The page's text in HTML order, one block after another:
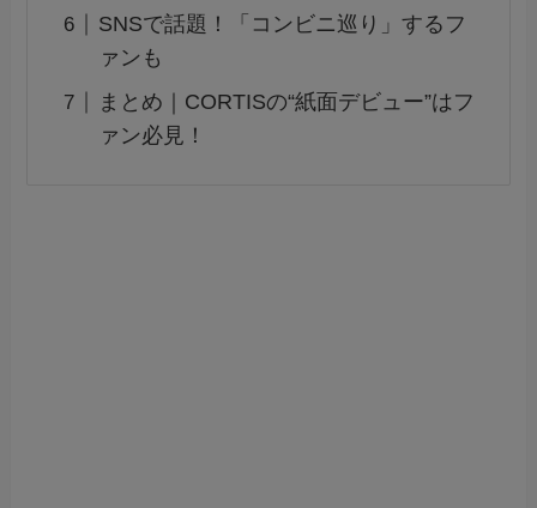
SNSで話題！「コンビニ巡り」するフ
ァンも
まとめ｜CORTISの“紙面デビュー”はフ
ァン必見！